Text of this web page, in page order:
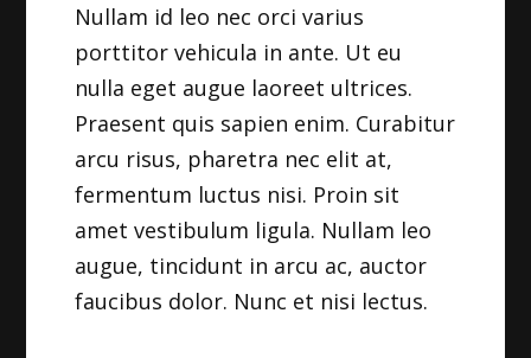
Nullam id leo nec orci varius
porttitor vehicula in ante. Ut eu
nulla eget augue laoreet ultrices.
Praesent quis sapien enim. Curabitur
arcu risus, pharetra nec elit at,
fermentum luctus nisi. Proin sit
amet vestibulum ligula. Nullam leo
augue, tincidunt in arcu ac, auctor
faucibus dolor. Nunc et nisi lectus.